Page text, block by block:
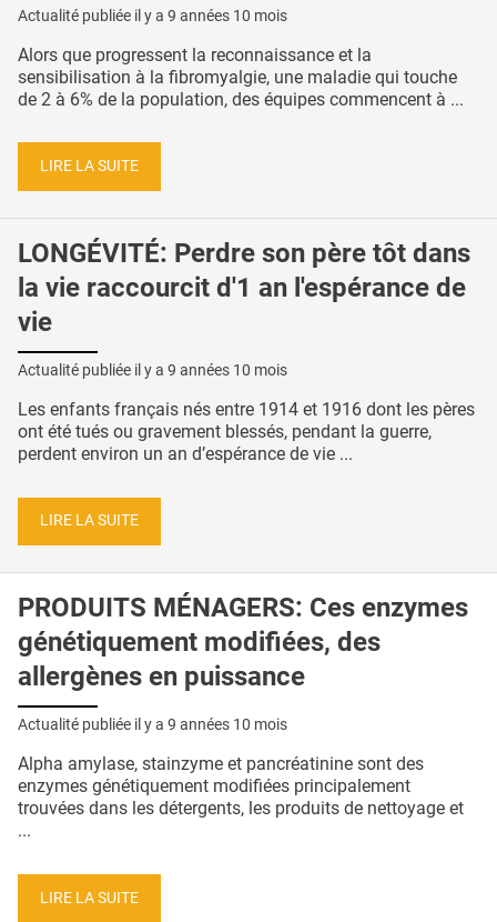
Actualité publiée il y a 9 années 10 mois
Alors que progressent la reconnaissance et la
sensibilisation à la fibromyalgie, une maladie qui touche
de 2 à 6% de la population, des équipes commencent à ...
LIRE LA SUITE
LONGÉVITÉ: Perdre son père tôt dans
la vie raccourcit d'1 an l'espérance de
vie
Actualité publiée il y a 9 années 10 mois
Les enfants français nés entre 1914 et 1916 dont les pères
ont été tués ou gravement blessés, pendant la guerre,
perdent environ un an d’espérance de vie ...
LIRE LA SUITE
PRODUITS MÉNAGERS: Ces enzymes
génétiquement modifiées, des
allergènes en puissance
Actualité publiée il y a 9 années 10 mois
Alpha amylase, stainzyme et pancréatinine sont des
enzymes génétiquement modifiées principalement
trouvées dans les détergents, les produits de nettoyage et
...
LIRE LA SUITE